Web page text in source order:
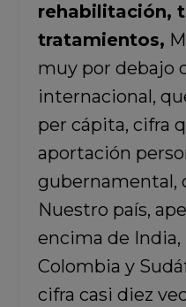
rehabilitación,
tratamientos,
muy por debajo
internacional,
per cápita, cifra
aportación
gubernamental,
Nuestro país,
encima de India,
Colombia y
cifra casi diez